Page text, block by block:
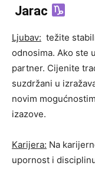
Jarac
Ljubav: težite
odnosima. Ako ste
partner. Cijenite
suzdržani u
novim
izazove.
Karijera: Na
upornost i